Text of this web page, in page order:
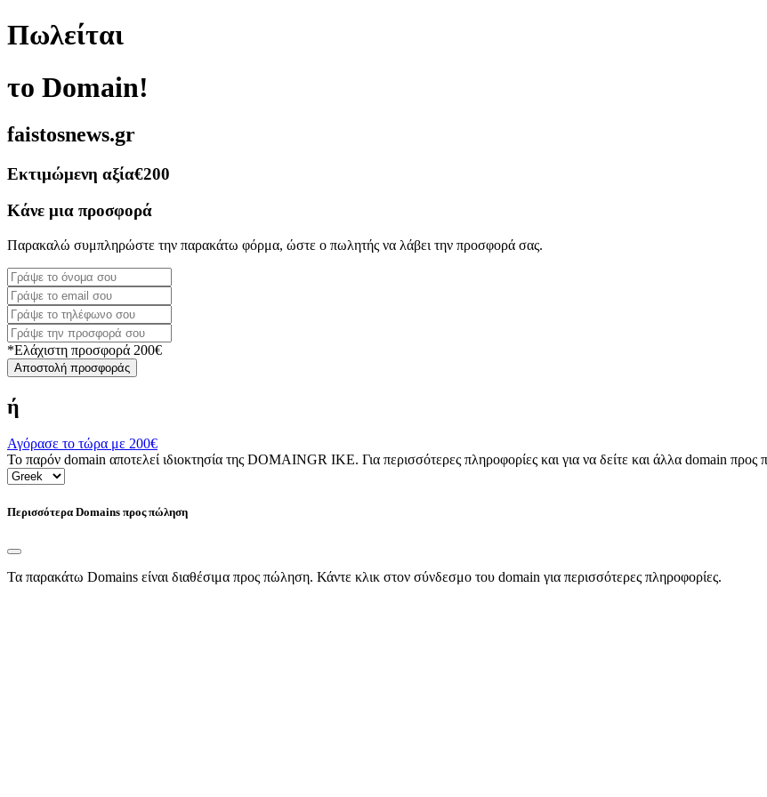
Πωλείται
το Domain!
faistosnews.gr
Εκτιμώμενη αξία€200
Κάνε μια προσφορά
Παρακαλώ συμπληρώστε την παρακάτω φόρμα, ώστε ο πωλητής να λάβει την προσφορά σας.
*Ελάχιστη προσφορά 200€
Αποστολή προσφοράς
ή
Αγόρασε το τώρα με 200€
Το παρόν domain αποτελεί ιδιοκτησία της DOMAINGR ΙΚΕ. Για περισσότερες πληροφορίες και για να δείτε και άλλα domain προς
Περισσότερα Domains προς πώληση
Τα παρακάτω Domains είναι διαθέσιμα προς πώληση. Κάντε κλικ στον σύνδεσμο του domain για περισσότερες πληροφορίες.